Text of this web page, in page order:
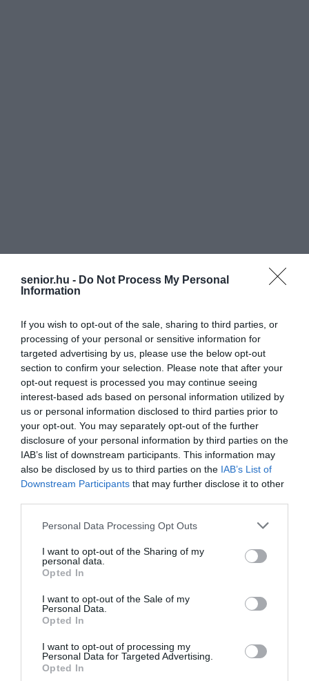
senior.hu - Do Not Process My Personal
Information
If you wish to opt-out of the sale, sharing to third parties, or
processing of your personal or sensitive information for
targeted advertising by us, please use the below opt-out
section to confirm your selection. Please note that after your
opt-out request is processed you may continue seeing
interest-based ads based on personal information utilized by
us or personal information disclosed to third parties prior to
your opt-out. You may separately opt-out of the further
disclosure of your personal information by third parties on the
IAB’s list of downstream participants. This information may
also be disclosed by us to third parties on the IAB’s List of
Downstream Participants that may further disclose it to other
Please note that this website/app uses one or more Google
not limited to your visit or usage behaviour. You may click to
grant or deny consent to Google and its third-party tags to
use your data for below specified purposes in below Google
consent section.
Personal Data Processing Opt Outs
I want to opt-out of the Sharing of my
personal data.
Opted In
I want to opt-out of the Sale of my
Personal Data.
Opted In
I want to opt-out of processing my
Personal Data for Targeted Advertising.
Opted In